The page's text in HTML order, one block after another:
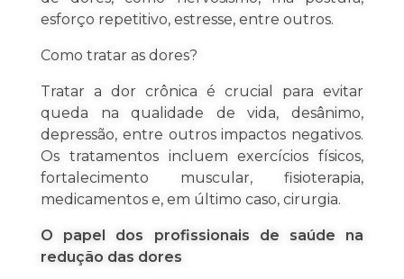
esforço repetitivo, estresse, entre outros.
Como tratar as dores?
Tratar a dor crônica é crucial para evitar
queda na qualidade de vida, desânimo,
depressão, entre outros impactos negativos.
Os tratamentos incluem exercícios físicos,
fortalecimento muscular, fisioterapia,
medicamentos e, em último caso, cirurgia.
O papel dos profissionais de saúde na
redução das dores